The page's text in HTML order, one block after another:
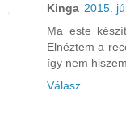
Kinga 2015.
Ma este
Elnéztem a
így nem
Válasz